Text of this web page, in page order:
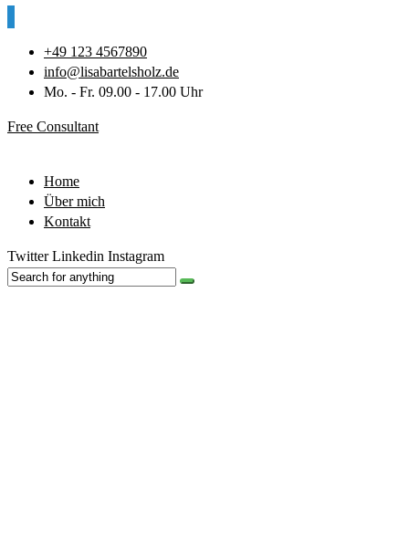
+49 123 4567890
info@lisabartelsholz.de
Mo. - Fr. 09.00 - 17.00 Uhr
Free Consultant
Home
Über mich
Kontakt
Twitter Linkedin Instagram